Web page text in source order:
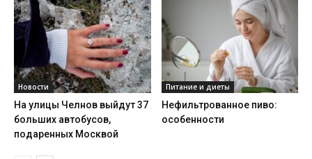
Новости
На улицы Челнов выйдут 37
больших автобусов,
подаренных Москвой
Питание и диеты
Нефильтрованное пиво:
особенности